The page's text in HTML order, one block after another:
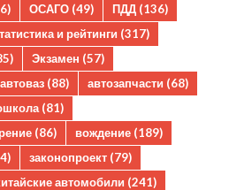
ОСАГО (49) ПДД (136)
и рейтинги (317)
Экзамен (57)
автоваз (88) автозапчасти (68)
(81)
(86) вождение (189)
законопроект (79)
автомобили (241)